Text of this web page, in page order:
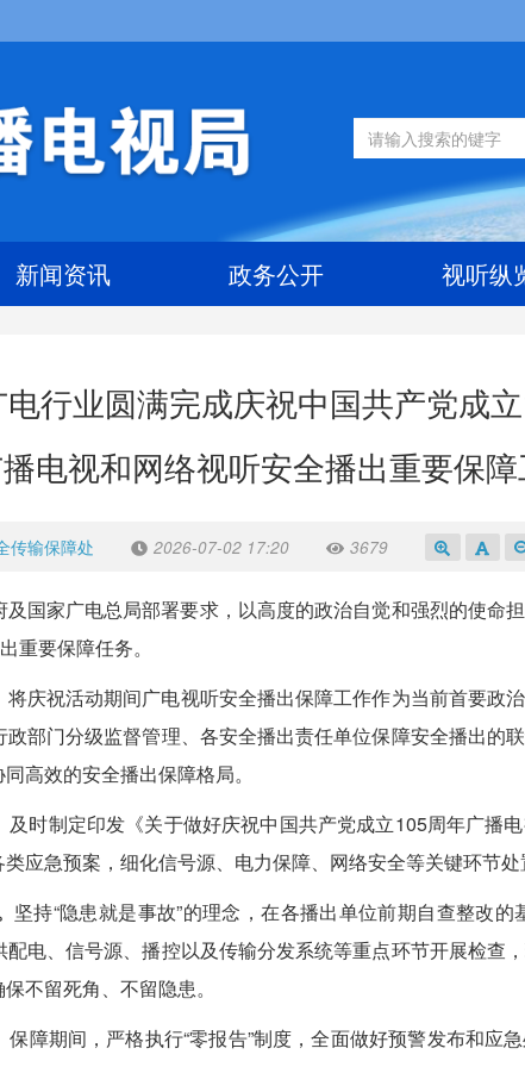
新闻资讯 政务公开 视听纵
行业圆满完成庆祝中国共产党成
电视和网络视听安全播出重要保
传输保障处 2026-07-02 17:20 3679
国家广电总局部署要求，以高度的政治自觉和强烈的使命
重要保障任务。
将庆祝活动期间广电视听安全播出保障工作作为当前首要政
部门分级监督管理、各安全播出责任单位保障安全播出的
高效的安全播出保障格局。
及时制定印发《关于做好庆祝中国共产党成立105周年广播
应急预案，细化信号源、电力保障、网络安全等关键环节处
坚持“隐患就是事故”的理念，在各播出单位前期自查整改
电、信号源、播控以及传输分发系统等重点环节开展检查
不留死角、不留隐患。
保障期间，严格执行“零报告”制度，全面做好预警发布和应